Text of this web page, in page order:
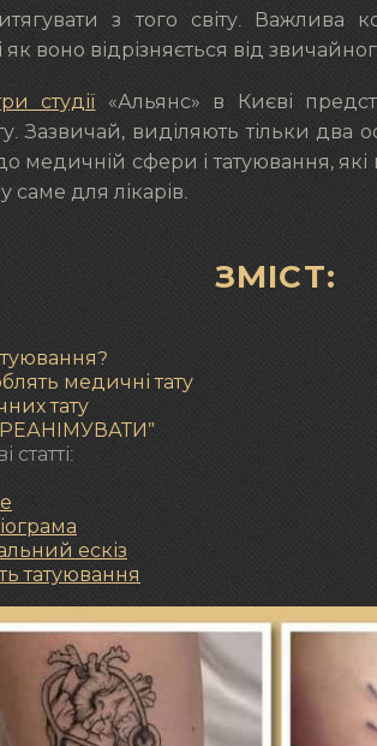
з того світу.
як воно відрізняється від
студії«Альянс» в Києві
Зазвичай, виділяють тільки два
медичній сфери і татуювання, які
саме для лікарів.
ЗМІСТ:
медичні тату
тату
РЕАНІМУВАТИ”
статті:
ескіз
татуювання